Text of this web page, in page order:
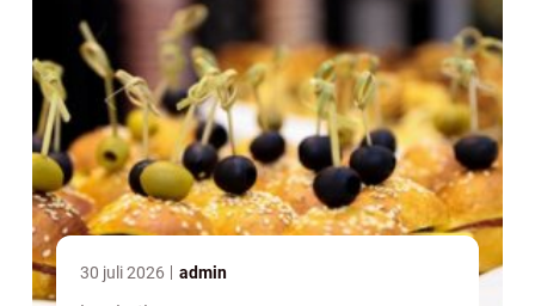
30 juli 2026 admin